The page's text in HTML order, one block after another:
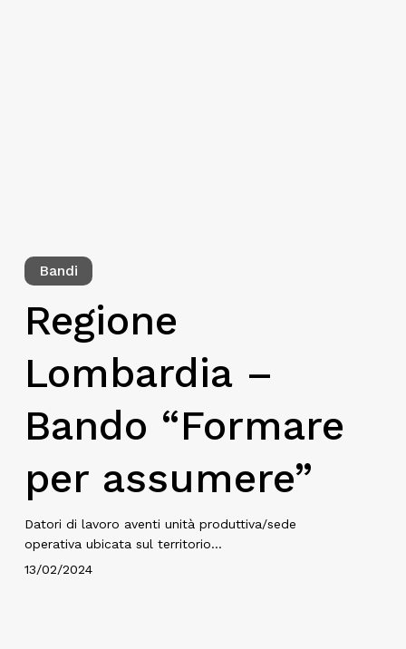
Bandi
Regione
Lombardia –
Bando “Formare
per assumere”
Datori di lavoro aventi unità produttiva/sede
operativa ubicata sul territorio…
13/02/2024